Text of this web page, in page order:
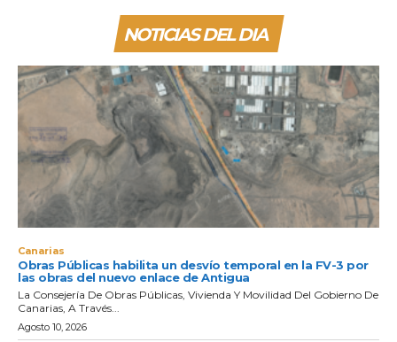
NOTICIAS DEL DIA
Canarias
Obras Públicas habilita un desvío temporal en la FV-3 por
las obras del nuevo enlace de Antigua
La Consejería De Obras Públicas, Vivienda Y Movilidad Del Gobierno De
Canarias, A Través...
Agosto 10, 2026